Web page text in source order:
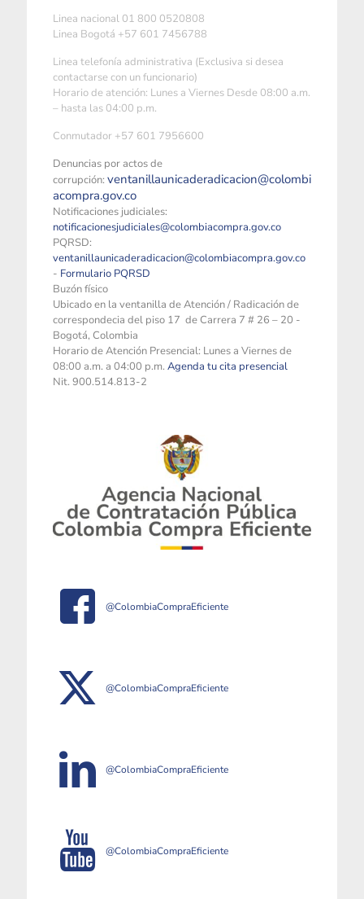
Linea nacional 01 800 0520808
Linea Bogotá +57 601 7456788
Linea telefonía administrativa (Exclusiva si desea
contactarse con un funcionario)
Horario de atención: Lunes a Viernes Desde 08:00 a.m.
– hasta las 04:00 p.m.
Conmutador +57 601 7956600
Denuncias por actos de
corrupción: ventanillaunicaderadicacion@colombi
acompra.gov.co
Notificaciones judiciales:
notificacionesjudiciales@colombiacompra.gov.co
PQRSD:
ventanillaunicaderadicacion@colombiacompra.gov.co
- Formulario PQRSD
Buzón físico
Ubicado en la ventanilla de Atención / Radicación de
correspondecia del piso 17 de Carrera 7 # 26 – 20 -
Bogotá, Colombia
Horario de Atención Presencial: Lunes a Viernes de
08:00 a.m. a 04:00 p.m. Agenda tu cita presencial
Nit. 900.514.813-2
@ColombiaCompraEficiente
@ColombiaCompraEficiente
@ColombiaCompraEficiente
@ColombiaCompraEficiente